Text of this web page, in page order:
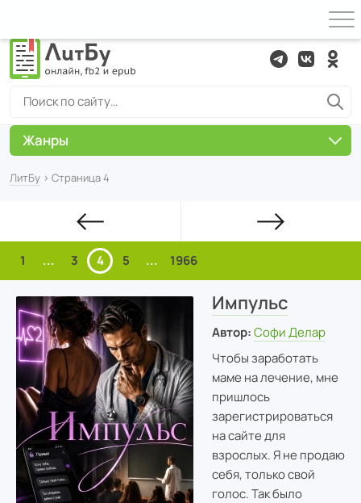
ЛитБу › Страница 4
1 ... 3 4 5 ... 1966
Импульс
Автор: Софи Делар
Чтобы заработать
маме на лечение, мне
пришлось
зарегистрироваться
на сайте для
взрослых. Я не продаю
себя, только свой
голос. Так было
Жанры